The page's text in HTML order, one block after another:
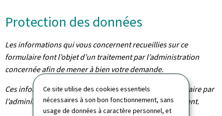
Ce site utilise des cookies essentiels
nécessaires à son bon fonctionnement, sans
usage de données à caractère personnel, et
Protection des données
Les informations qui vous concernent recueillies sur ce
formulaire font l’objet d’un traitement par l’administration
concernée afin de mener à bien votre demande.
Ces informations sont conservées pour la durée nécessaire par
l’administration à la réalisation de la finalité du traitement.